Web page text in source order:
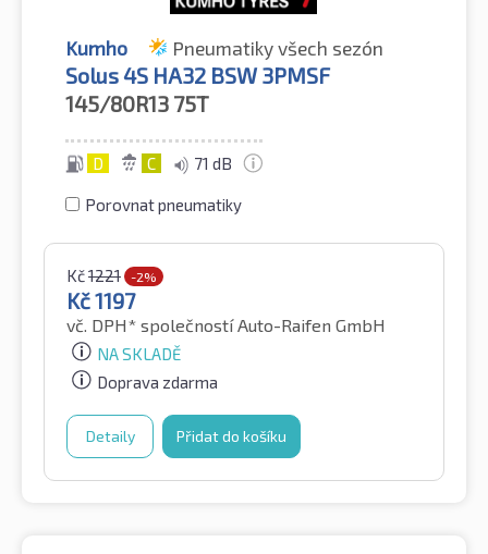
Kumho Pneumatiky všech sezón
Solus 4S HA32 BSW 3PMSF
145/80R13 75T
D C 71 dB
Porovnat pneumatiky
Kč1221 -2%
Kč1197
vč. DPH* společností Auto-Raifen GmbH
NA SKLADĚ
Doprava zdarma
Detaily Přidat do košíku